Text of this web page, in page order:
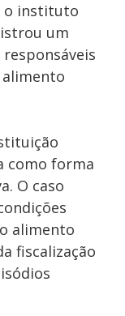
o instituto
um
como forma
O caso
alimento
fiscalização